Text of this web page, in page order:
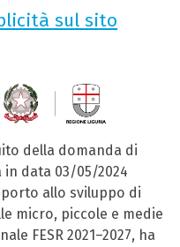
sul sito
della domanda di
data 03/05/2024
allo sviluppo di
micro, piccole e medie
FESR 2021–2027, ha